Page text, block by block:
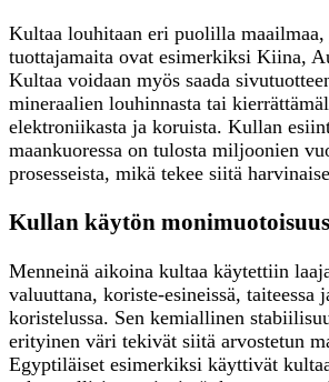
Kultaa louhitaan eri puolilla
tuottajamaita ovat esimerkiksi Kiina,
Kultaa voidaan myös saada
mineraalien louhinnasta tai
elektroniikasta ja koruista. Kullan
maankuoressa on tulosta miljoonien
prosesseista, mikä tekee siitä
Kullan käytön
Menneinä aikoina kultaa käytettiin
valuuttana, koriste-esineissä, taiteessa
koristelussa. Sen kemiallinen
erityinen väri tekivät siitä arvostetun
Egyptiläiset esimerkiksi käyttivät